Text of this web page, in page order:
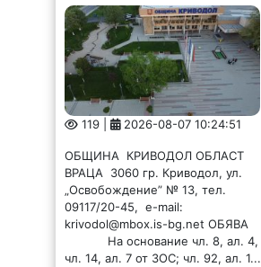
119 | 2026-08-07 10:24:51
ОБЩИНА КРИВОДОЛ ОБЛАСТ
ВРАЦА 3060 гр. Криводол, ул.
„Освобождение” № 13, тел.
09117/20-45, e-mail:
krivodol@mbox.is-bg.net ОБЯВА
На основание чл. 8, ал. 4,
чл. 14, ал. 7 от ЗОС; чл. 92, ал. 1...